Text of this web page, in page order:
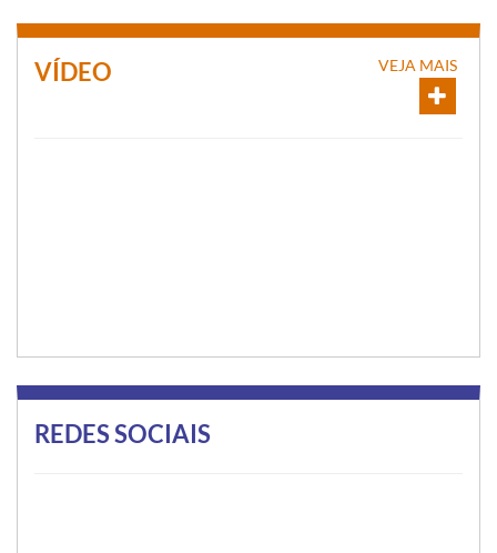
VÍDEO VEJA MAIS
REDES SOCIAIS